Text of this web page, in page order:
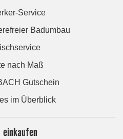
Service
Badumbau
nach Maß
Gutschein
im Überblick
einkaufen